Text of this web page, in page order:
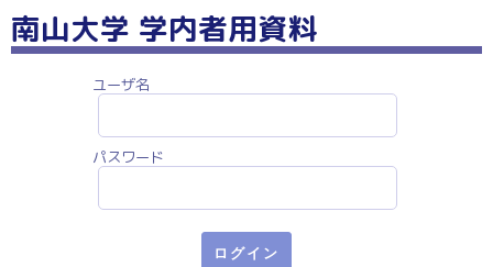
南山大学 学内者用資料
ユーザ名
パスワード